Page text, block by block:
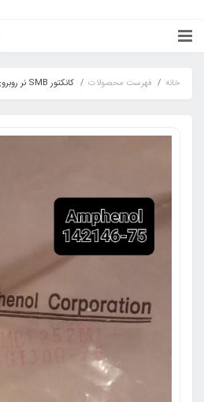
خانه فهرست محصولات کانکتور SMB نر روبروی Right